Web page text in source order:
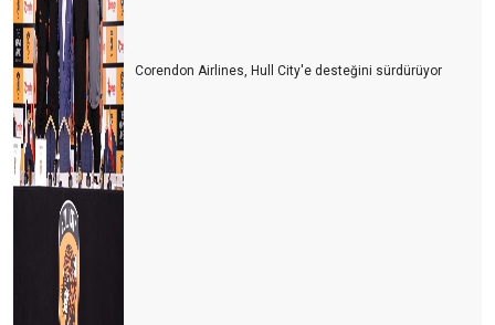
Corendon Airlines, Hull City'e desteğini sürdürüyor